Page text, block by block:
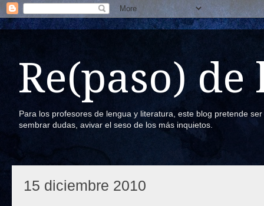
Re(paso) de
Para los profesores de lengua y literatura, este blog pretende
sembrar dudas, avivar el seso de los más inquietos.
15 diciembre 2010